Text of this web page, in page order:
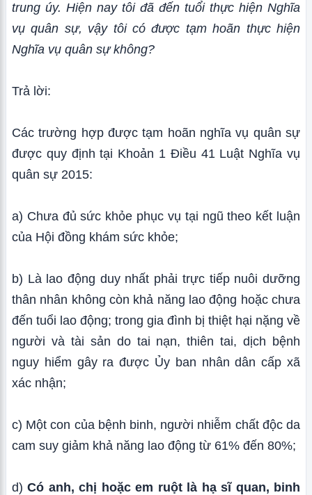
trung úy. Hiện nay tôi đã đến tuổi thực hiện Nghĩa
vụ quân sự, vậy tôi có được tạm hoãn thực hiện
Nghĩa vụ quân sự không?
Trả lời:
Các trường hợp được tạm hoãn nghĩa vụ quân sự
được quy định tại Khoản 1 Điều 41 Luật Nghĩa vụ
quân sự 2015:
a) Chưa đủ sức khỏe phục vụ tại ngũ theo kết luận
của Hội đồng khám sức khỏe;
b) Là lao động duy nhất phải trực tiếp nuôi dưỡng
thân nhân không còn khả năng lao động hoặc chưa
đến tuổi lao động; trong gia đình bị thiệt hại nặng về
người và tài sản do tai nạn, thiên tai, dịch bệnh
nguy hiểm gây ra được Ủy ban nhân dân cấp xã
xác nhận;
c) Một con của bệnh binh, người nhiễm chất độc da
cam suy giảm khả năng lao động từ 61% đến 80%;
d)Có anh, chị hoặc em ruột là hạ sĩ quan, binh